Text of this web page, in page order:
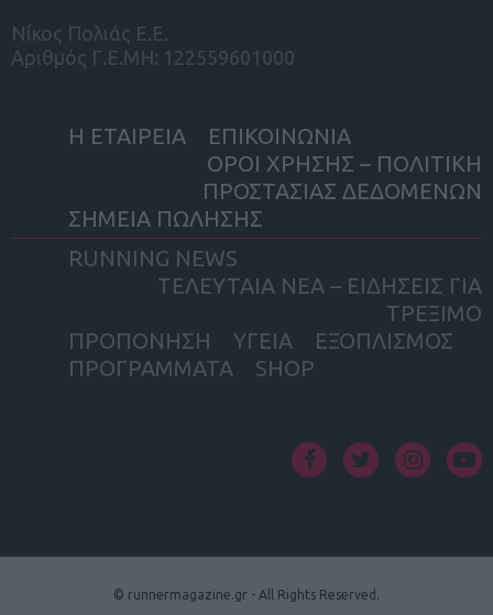
Νίκος Πολιάς Ε.Ε.
Αριθμός Γ.Ε.ΜΗ: 122559601000
Η ΕΤΑΙΡΕΙΑ
ΕΠΙΚΟΙΝΩΝΙΑ
ΟΡΟΙ ΧΡΗΣΗΣ – ΠΟΛΙΤΙΚΗ
ΠΡΟΣΤΑΣΙΑΣ ΔΕΔΟΜΕΝΩΝ
ΣΗΜΕΙΑ ΠΩΛΗΣΗΣ
RUNNING NEWS
ΤΕΛΕΥΤΑΙΑ ΝΕΑ – ΕΙΔΗΣΕΙΣ ΓΙΑ
ΤΡΕΞΙΜΟ
ΠΡΟΠΟΝΗΣΗ
ΥΓΕΙΑ
ΕΞΟΠΛΙΣΜΟΣ
ΠΡΟΓΡΑΜΜΑΤΑ
SHOP
© runnermagazine.gr - All Rights Reserved.